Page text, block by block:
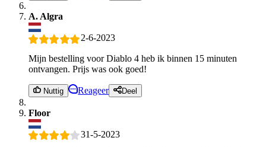
A. Algra
2-6-2023
Mijn bestelling voor Diablo 4 heb ik binnen 15 minuten
ontvangen. Prijs was ook goed!
Nuttig Reageer Deel
Floor
31-5-2023